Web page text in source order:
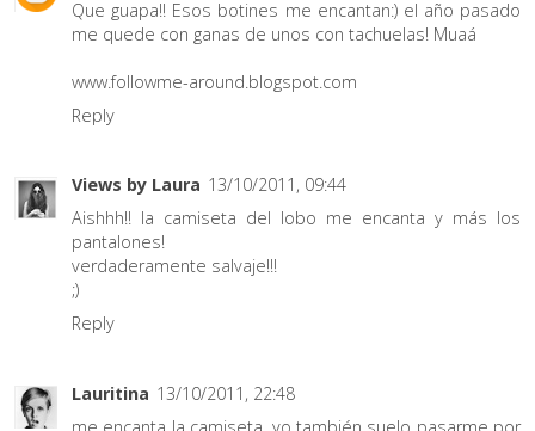
Que guapa!! Esos botines me encantan:) el año pasado
me quede con ganas de unos con tachuelas! Muaá
www.followme-around.blogspot.com
Reply
Views by Laura 13/10/2011, 09:44
Aishhh!! la camiseta del lobo me encanta y más los
pantalones!
verdaderamente salvaje!!!
;)
Reply
Lauritina 13/10/2011, 22:48